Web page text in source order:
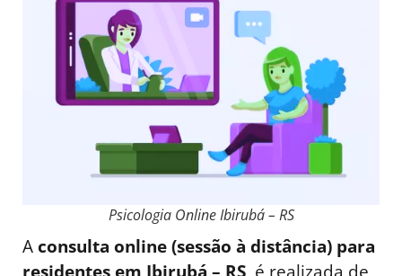
Psicologia Online Ibirubá – RS
Aconsulta online (sessão à distância) para
residentes em Ibirubá – RS, é realizada de